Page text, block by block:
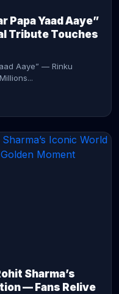
Papa Yaad Aaye”
Tribute Touches
Aaye” — Rinku
Sharma’s
— Fans Relive